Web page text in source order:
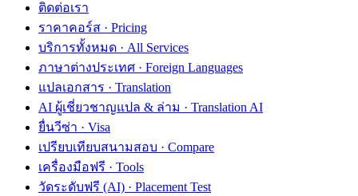
ติดต่อเรา
ราคาคอร์ส · Pricing
บริการทั้งหมด · All Services
ภาษาต่างประเทศ · Foreign Languages
แปลเอกสาร · Translation
AI ผู้เชี่ยวชาญแปล & ล่าม · Translation AI
ยื่นวีซ่า · Visa
เปรียบเทียบสนามสอบ · Compare
เครื่องมือฟรี · Tools
วัดระดับฟรี (AI) · Placement Test